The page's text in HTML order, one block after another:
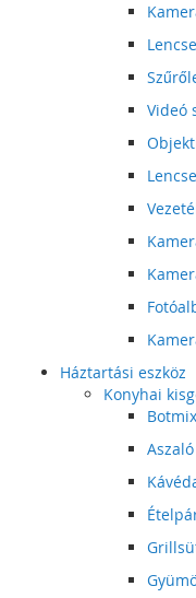
Videó
Háztartási eszköz
Konyhai
Aszaló